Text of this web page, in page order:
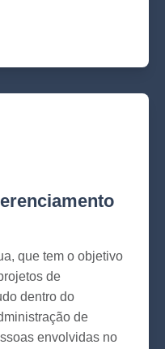
que tem o objetivo
de
dentro do
de
envolvidas no